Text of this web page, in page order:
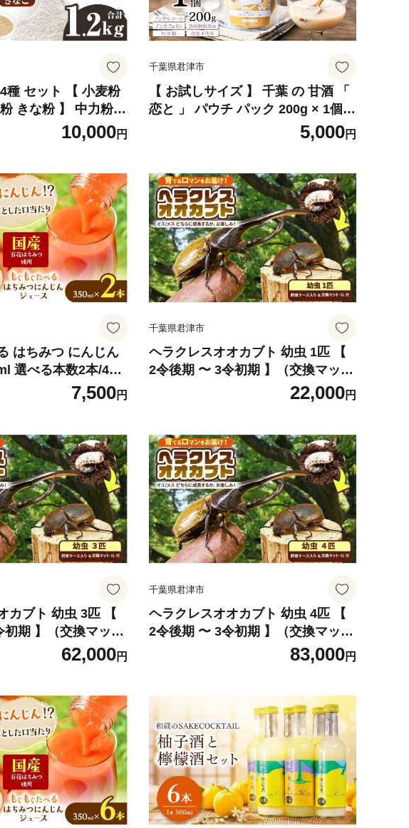
種 セット 【 小麦粉
きな粉 】 中力粉
％ 計 約1.2㎏ | 胚芽
分け 手作り パン お
10,000円
千葉県君津市
【 お試しサイズ 】 千葉 の 甘酒 「
恋と 」 パウチ パック 200g × 1個 |
穴太商店 あのうしょうてん 飲み切
りサイズ 腸内改善 調味料 米 こめ
ノンアルコール ノンカフェイン 添
加物無添加 無加糖 食塩不使用 千葉
県 君津市 きみつ
5,000円
はちみつ にんじん
選べる本数2本/4本/
人参 キャロット 無
ス 健康ドリンク 健
市
7,500円
千葉県君津市
ヘラクレスオオカブト 幼虫 1匹 【
2令後期 〜 3令初期 】（交換マッ
ス カブトムシ かぶとむし カブトム
体 マット付 昆虫 自由研究 観察 飼
育 にんにく農園君津 千葉 君津市 き
みつ
22,000円
カブト 幼虫 3匹 【
初期 】（交換マッ
かぶとむし カブトム
虫 自由研究 観察 飼
君津 千葉 君津市 き
62,000円
千葉県君津市
ヘラクレスオオカブト 幼虫 4匹 【
2令後期 〜 3令初期 】（交換マッ
ス カブトムシ かぶとむし カブトム
体 マット付 昆虫 自由研究 観察 飼
育 にんにく農園君津 千葉 君津市 き
みつ
83,000円